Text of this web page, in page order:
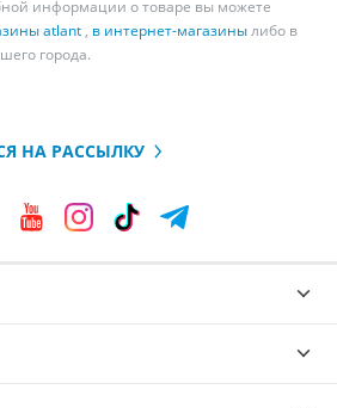
информации о товаре вы можете
atlant , в интернет-магазинылибо в
города.
НА РАССЫЛКУ